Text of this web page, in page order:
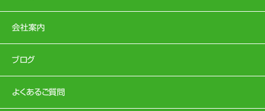
会社案内
ブログ
よくあるご質問